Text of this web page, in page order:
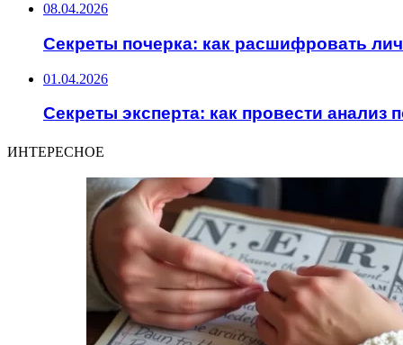
08.04.2026
Секреты почерка: как расшифровать
01.04.2026
Секреты эксперта: как провести анализ
ИНТЕРЕСНОЕ